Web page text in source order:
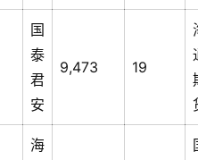
国
泰
君
安
9,473 19
海